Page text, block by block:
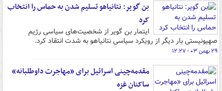
بن گویر: نتانیاهو تسلیم شدن به حماس را انتخاب
کرد
ایتمار بن گویر از شخصیت‌های سیاسی رژیم
صهیونیستی بار دیگر از رویکرد سیاسی نتانیاهو به شدت انتقاد کرد.
۲۹ بهمن ۰۳ - ۱۲:۲۷
مقدمه‌چینی اسرائیل برای «مهاجرت داوطلبانه»
ساکنان غزه